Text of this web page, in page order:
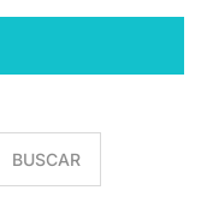
BUSCAR